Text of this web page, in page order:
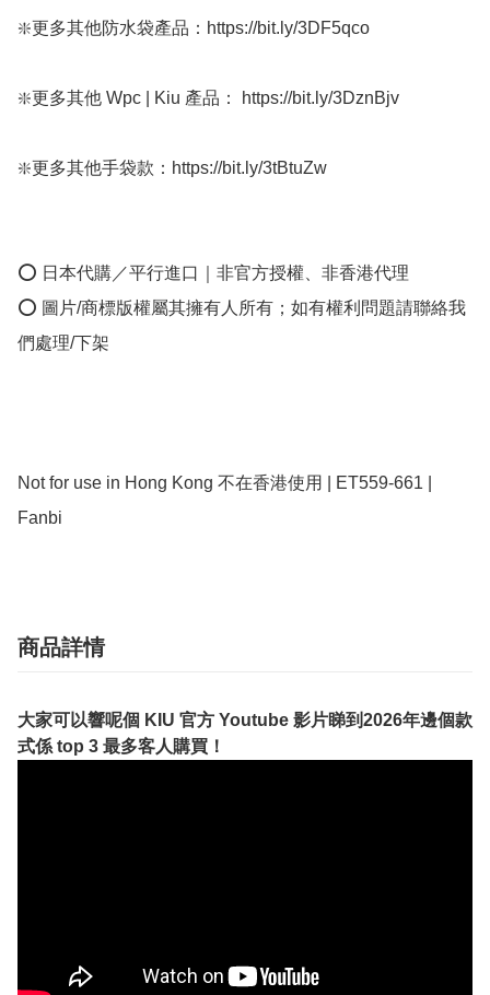
❇️更多其他防水袋產品：https://bit.ly/3DF5qco
❇️更多其他 Wpc | Kiu 產品： https://bit.ly/3DznBjv
❇️更多其他手袋款：https://bit.ly/3tBtuZw
⭕ 日本代購／平行進口｜非官方授權、非香港代理
⭕ 圖片/商標版權屬其擁有人所有；如有權利問題請聯絡我
們處理/下架
﻿Not for use in Hong Kong 不在香港使用 | ET559-661 |
Fanbi
商品詳情
大家可以響呢個 KIU 官方 Youtube 影片睇到2026年邊個款
式係 top 3 最多客人購買！